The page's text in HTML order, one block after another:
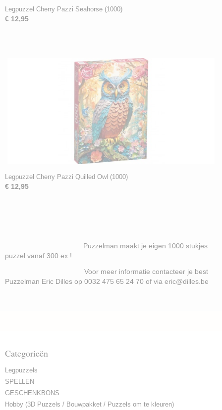
Legpuzzel Cherry Pazzi Seahorse (1000)
€ 12,95
Legpuzzel Cherry Pazzi Quilled Owl (1000)
€ 12,95
Puzzelman maakt je eigen 1000 stukjes
puzzel vanaf 300 ex !
Voor meer informatie contacteer je best
Puzzelman Eric Dilles op 0032 475 65 24 70 of via eric@dilles.be
Categorieën
Legpuzzels
SPELLEN
GESCHENKBONS
Hobby (3D Puzzels / Bouwpakket / Puzzels om te kleuren)